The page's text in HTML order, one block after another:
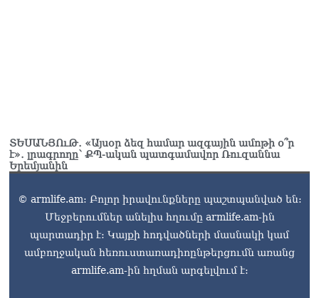
ՏԵՍԱՆՅՈւԹ․ «Այսօր ձեզ համար ազգային ամոթի օ՞ր
է»․ լրագրողը՝ ՔՊ-ական պատգամավոր Ռուզաննա
Երեմյանին
© armlife.am: Բոլոր իրավունքները պաշտպանված են:
Մեջբերումներ անելիս հղումը armlife.am-ին
պարտադիր է: Կայքի հոդվածների մասնակի կամ
ամբողջական հեռուստառադիոընթերցումն առանց
armlife.am-ին հղման արգելվում է: